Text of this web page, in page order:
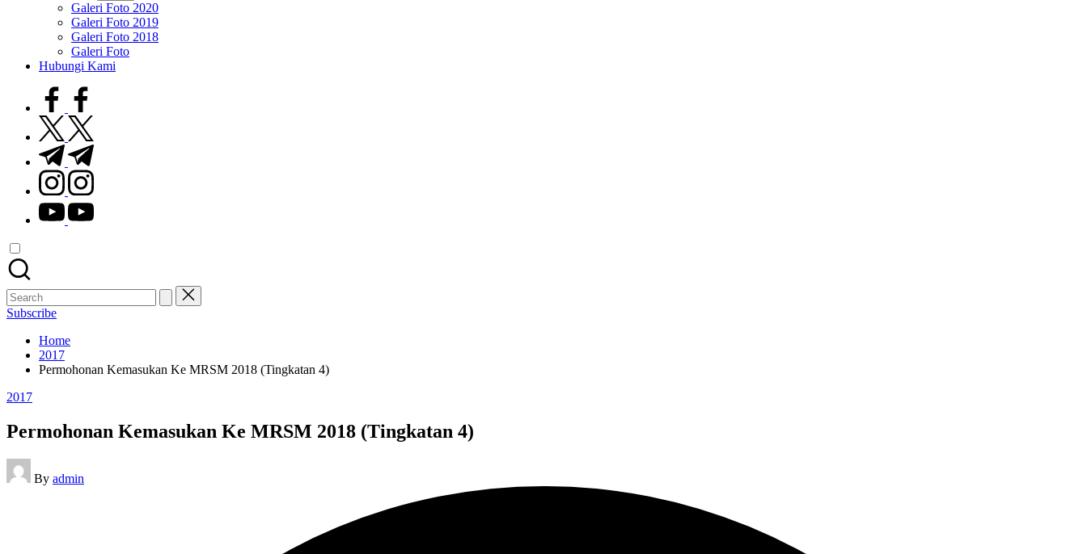
Galeri Foto 2020
Galeri Foto 2019
Galeri Foto 2018
Galeri Foto
Hubungi Kami
facebook.com
twitter.com
t.me
instagram.com
youtube.com
Search
for:
Subscribe
Home
2017
Permohonan Kemasukan Ke MRSM 2018 (Tingkatan 4)
Posted
2017
Permohonan Kemasukan Ke MRSM 2018 (Tingkatan 4)
Posted
by
By admin